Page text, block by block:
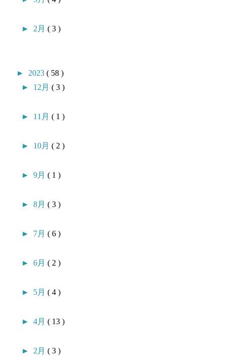
► 2月( 3 )
► 2023( 58 )
► 12月( 3 )
► 11月( 1 )
► 10月( 2 )
►9月( 1 )
►8月( 3 )
► 7月( 6 )
►6月( 2 )
► 5月( 4 )
►4月( 13 )
► 2月( 3 )